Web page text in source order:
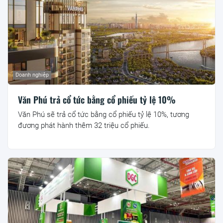
Văn Phú trả cổ tức bằng cổ phiếu tỷ lệ 10%
Doanh nghiệp
Văn Phú sẽ trả cổ tức bằng cổ phiếu tỷ lệ 10%, tương
đương phát hành thêm 32 triệu cổ phiếu.